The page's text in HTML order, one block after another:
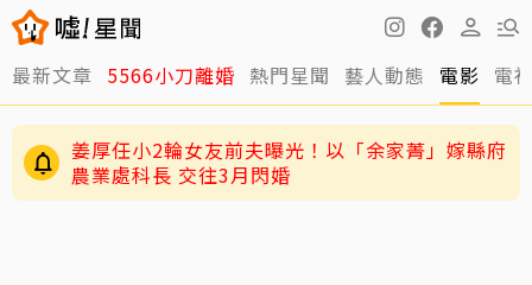
最新文章 5566小刀離婚 熱門星聞 藝人動態 電影 電
姜厚任小2輪女友前夫曝光！以「余家菁」嫁縣府
農業處科長 交往3月閃婚